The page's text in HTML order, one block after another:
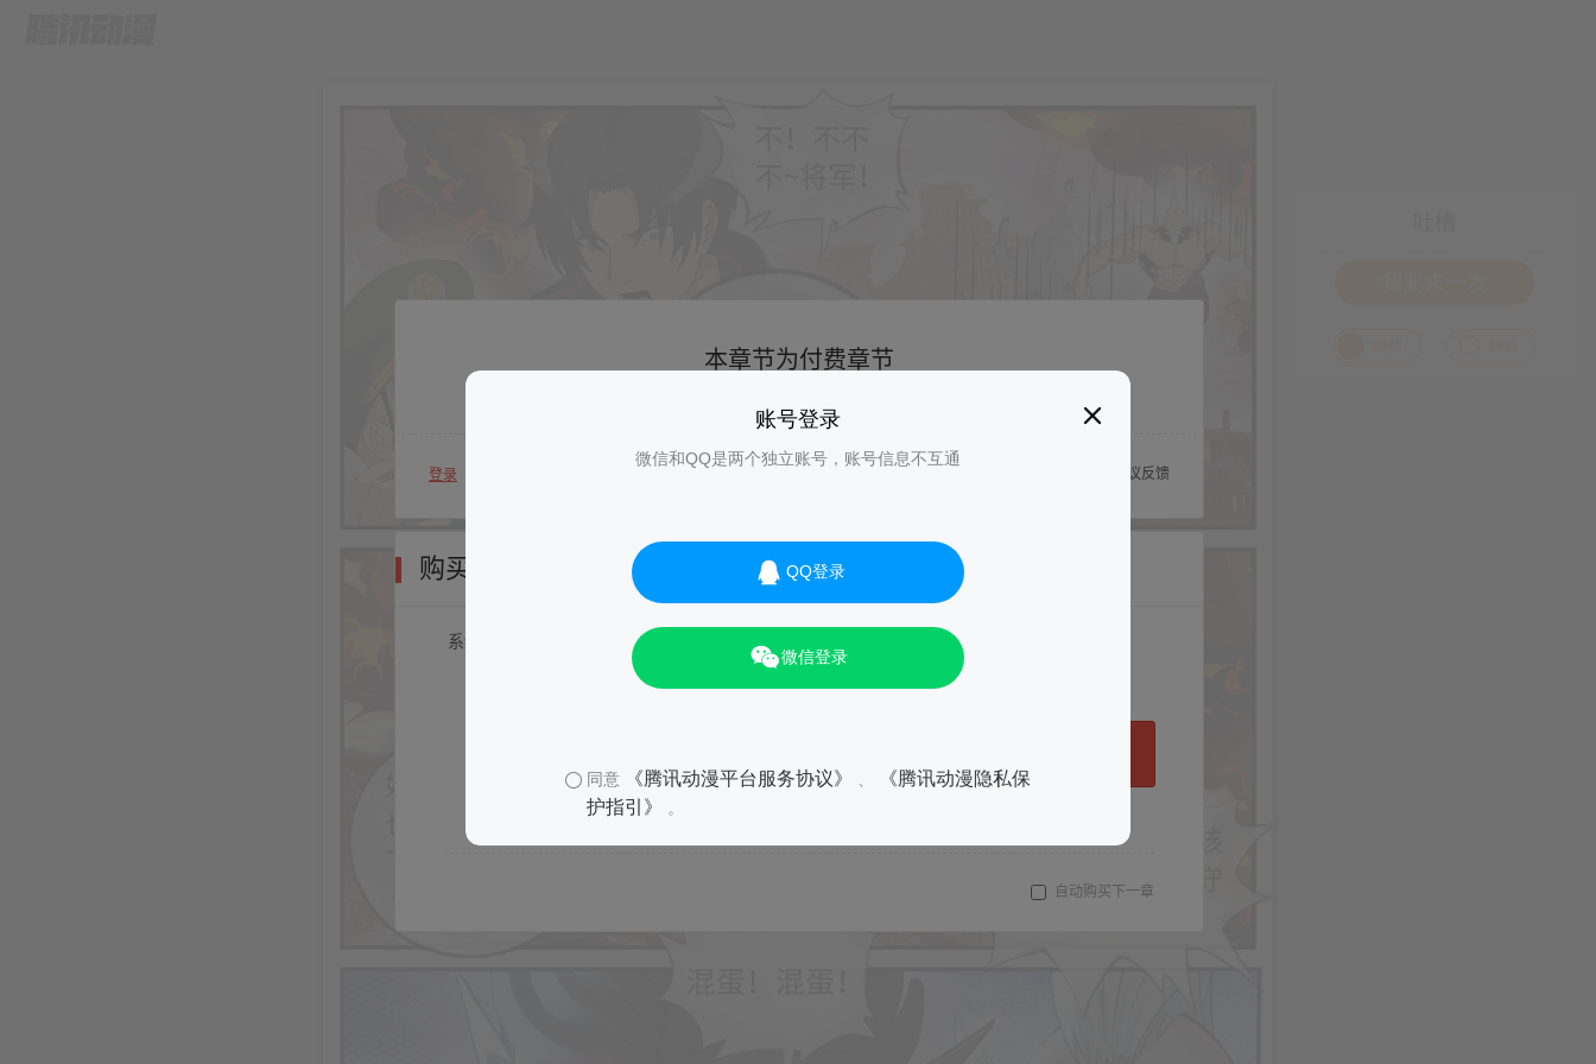
账号登录
微信和QQ是两个独立账号，账号信息不互通
QQ登录
微信登录
同意 《腾讯动漫平台服务协议》
《腾讯动漫隐私保
护指引》
。